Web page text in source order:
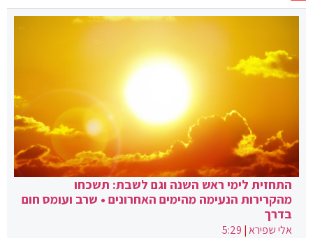
התחזית לימי ראש השנה וגם לשבת: תשכחו
מהקרירות הנעימה מהימים האחרונים • שרב ועומס חום
בדרך
אלי שפירא|
5:29